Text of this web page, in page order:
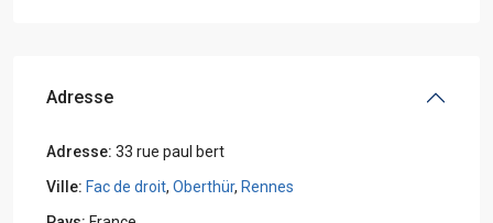
Adresse
Adresse: 33 rue paul bert
Ville: Fac de droit, Oberthür, Rennes